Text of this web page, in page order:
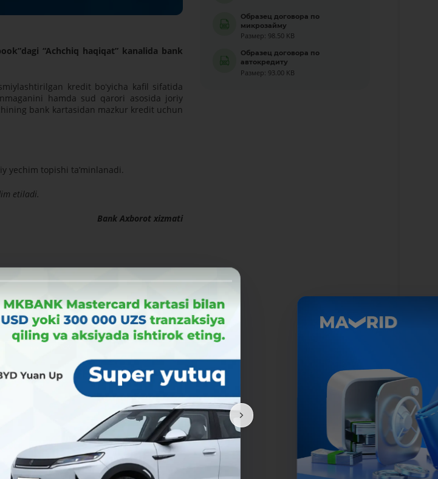
“Achchiq haqiqat” kanalida bank
kredit boʻyicha kafil sifatida
hamda sud qarori asosida joriy
bank kartasidan mazkur kredit uchun
yechim topishi taʼminlanadi.
etiladi.
Bank Axborot xizmati
31 июля 2026
Образец договора по
микрозайму
Размер: 98.50 KB
Образец договора по
автокредиту
Размер: 93.00 KB